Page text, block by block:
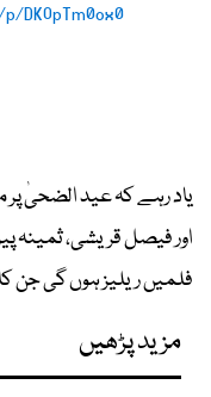
یاد رہے کہ عید الضحیٰ پر
اور فیصل قریشی، ثمینہ
فلمیں ریلیز ہوں گی جن
مزید پڑھیں